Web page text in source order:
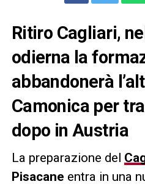
Ritiro Cagliari,
odierna la
abbandonerà
Camonica per
dopo in Austria
La preparazione del
Pisacane entra in una